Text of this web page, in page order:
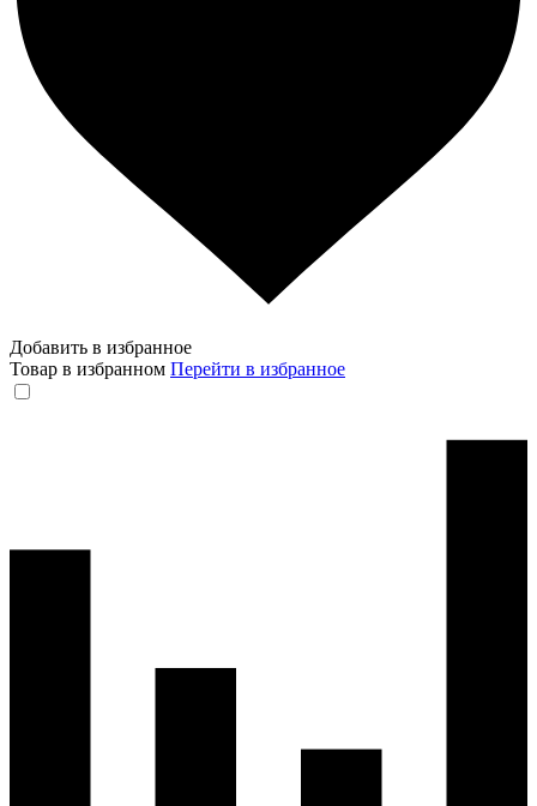
Добавить в избранное
Товар в избранном Перейти в избранное